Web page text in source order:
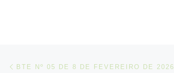
Post navigation
BTE Nº 05 DE 8 DE FEVEREIRO DE 2026